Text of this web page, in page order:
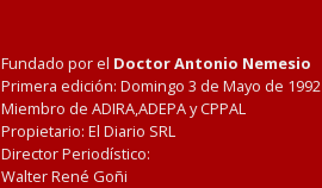
Fundado por el Doctor Antonio Nemesio
Primera edición: Domingo 3 de Mayo de 1992
Miembro de ADIRA,ADEPA y CPPAL
Propietario: El Diario SRL
Director Periodístico:
Walter René Goñi